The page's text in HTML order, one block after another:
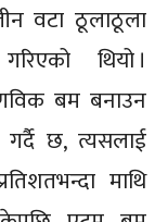
वटा ठूलाठूला
थियो ।
बम बनाउन
गर्दै छ, त्यसलाई
माथि